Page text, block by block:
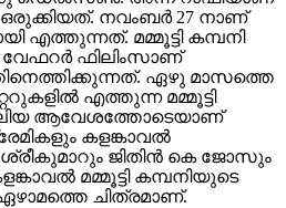
നവംബർ 27 നാണ്
എത്തുന്നത്. മമ്മൂട്ടി കമ്പനി
വേഫറർ ഫിലിംസാണ്
ഏഴു മാസത്തെ
എത്തുന്ന മമ്മൂട്ടി
ആവേശത്തോടെയാണ്
കളങ്കാവൽ
ശ്രീകുമാറും ജിതിൻ കെ ജോസും
മമ്മൂട്ടി കമ്പനിയുടെ
ചിത്രമാണ്.